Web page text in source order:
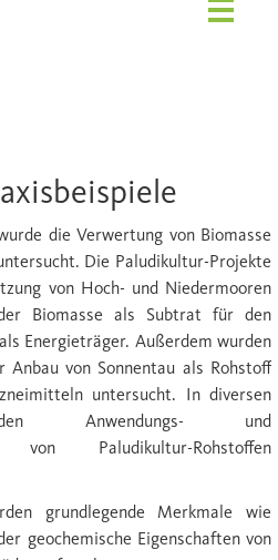
die Verwertung von Biomasse
Die Paludikultur-Projekte
von Hoch- und Niedermooren
Biomasse als Subtrat für den
Energieträger. Außerdem wurden
Anbau von Sonnentau als Rohstoff
untersucht. In diversen
Anwendungs- und
von Paludikultur-Rohstoffen
grundlegende Merkmale wie
geochemische Eigenschaften von